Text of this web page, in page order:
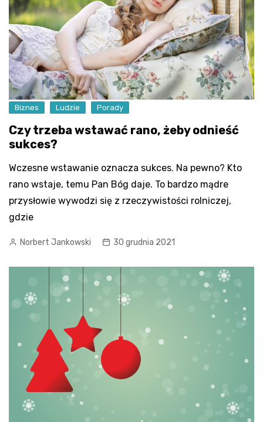
Biznes Ludzie Porady
Czy trzeba wstawać rano, żeby odnieść
sukces?
Wczesne wstawanie oznacza sukces. Na pewno? Kto
rano wstaje, temu Pan Bóg daje. To bardzo mądre
przysłowie wywodzi się z rzeczywistości rolniczej,
gdzie
Norbert Jankowski 30 grudnia 2021